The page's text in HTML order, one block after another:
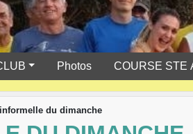
Photos COURSE STE
du dimanche